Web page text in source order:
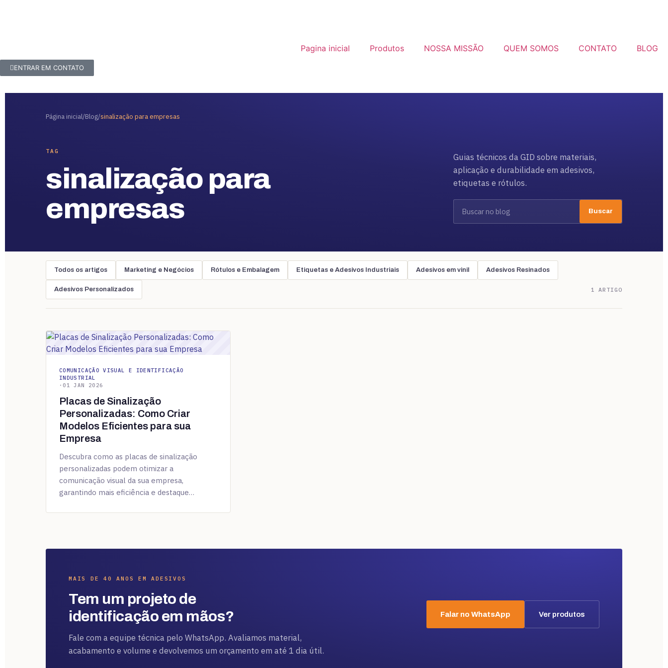
Pagina inicial Produtos NOSSA MISSÃO QUEM SOMOS CONTATO BLOG
ENTRAR EM CONTATO
Página inicial/Blog/sinalização para empresas
TAG
sinalização para
empresas
Guias técnicos da GID sobre materiais,
aplicação e durabilidade em adesivos,
etiquetas e rótulos.
Buscar
Todos os artigos Marketing e Negócios Rótulos e Embalagem Etiquetas e Adesivos Industriais Adesivos em vinil Adesivos Resinados
Adesivos Personalizados 1 ARTIGO
COMUNICAÇÃO VISUAL E IDENTIFICAÇÃO
INDUSTRIAL
· 01 JAN 2026
Placas de Sinalização
Personalizadas: Como Criar
Modelos Eficientes para sua
Empresa
Descubra como as placas de sinalização
personalizadas podem otimizar a
comunicação visual da sua empresa,
garantindo mais eficiência e destaque…
MAIS DE 40 ANOS EM ADESIVOS
Tem um projeto de
identificação em mãos?
Fale com a equipe técnica pelo WhatsApp. Avaliamos material,
acabamento e volume e devolvemos um orçamento em até 1 dia útil.
Falar no WhatsApp Ver produtos